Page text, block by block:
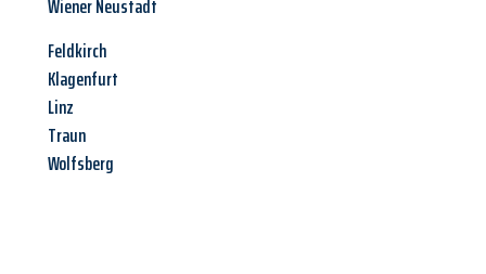
Wiener Neustadt
Feldkirch
Klagenfurt
Linz
Traun
Wolfsberg